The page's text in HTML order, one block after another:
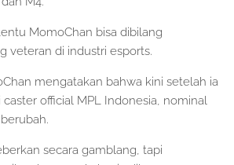
MomoChan bisa dibilang
veteran di industri esports.
mengatakan bahwa kini setelah ia
official MPL Indonesia, nominal
secara gamblang, tapi